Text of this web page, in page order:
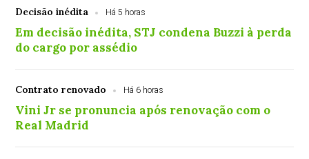
Decisão inédita Há 5 horas
Em decisão inédita, STJ condena Buzzi à perda
do cargo por assédio
Contrato renovado Há 6 horas
Vini Jr se pronuncia após renovação com o
Real Madrid